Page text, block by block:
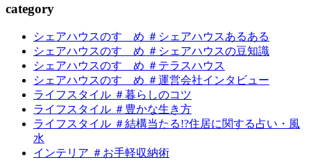
category
シェアハウスのすゝめ ＃シェアハウスあるある
シェアハウスのすゝめ ＃シェアハウスの豆知識
シェアハウスのすゝめ ＃テラスハウス
シェアハウスのすゝめ ＃運営会社インタビュー
ライフスタイル ＃暮らしのコツ
ライフスタイル ＃豊かな生き方
ライフスタイル ＃結構当たる!?住居に関する占い・風
水
インテリア ＃お手軽収納術